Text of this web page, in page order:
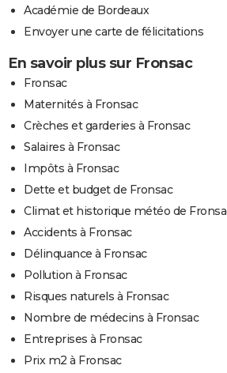
Académie de Bordeaux
Envoyer une carte de félicitations
En savoir plus sur Fronsac
Fronsac
Maternités à Fronsac
Crèches et garderies à Fronsac
Salaires à Fronsac
Impôts à Fronsac
Dette et budget de Fronsac
Climat et historique météo de
Accidents à Fronsac
Délinquance à Fronsac
Pollution à Fronsac
Risques naturels à Fronsac
Nombre de médecins à Fronsac
Entreprises à Fronsac
Prix m2 à Fronsac